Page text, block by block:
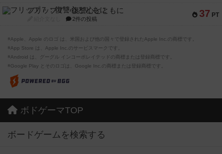
37 PT
フリップ７：復讐心とともに
2件の投稿
※Apple、Apple のロゴ は、米国および他の国々で登録されたApple Inc.の商標です。
※App Store は、Apple Inc.のサービスマークです。
※Android は、グーグル インコーポレイテッドの商標または登録商標です。
※Google Play とそのロゴは、Google Inc.の商標または登録商標です。
ボドゲーマTOP
ボードゲームを検索する